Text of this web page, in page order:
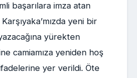
başarılara imza atan
yeni bir
yürekten
camiamıza yeniden hoş
yer verildi. Öte